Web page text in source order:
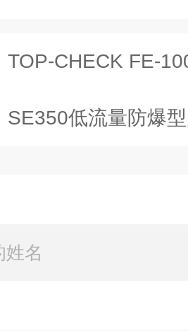
TOP-CHECK FE-
SE350低流量防爆型空